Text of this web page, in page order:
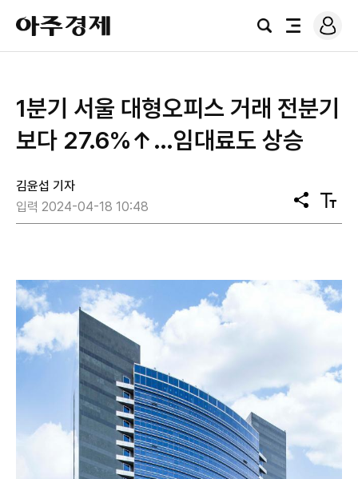
아
주
경
검
전
로
그
1분기 서울 대형오피스 거래 전분기
보다 27.6%↑…임대료도 상승
김윤섭 기자
입력 2024-04-18 10:48
공
유
텍
스